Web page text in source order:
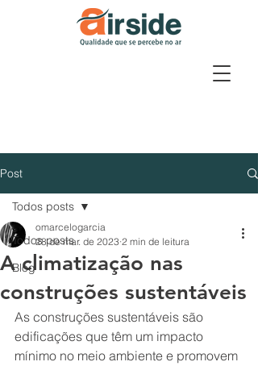
Post
Todos posts
Blog
Todos posts
A climatização nas
construções sustentáveis
omarcelogarcia
28 de mar. de 2023 2 min de leitura
As construções sustentáveis são
edificações que têm um impacto
mínimo no meio ambiente e promovem